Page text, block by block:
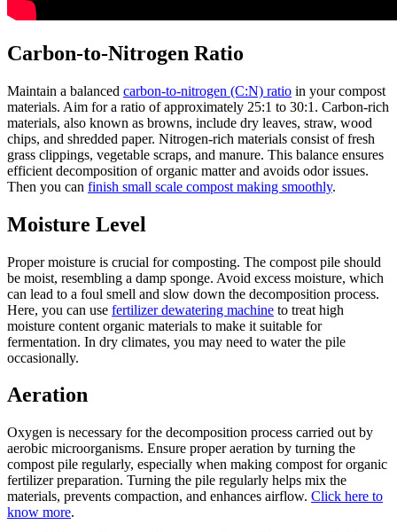
Carbon-to-Nitrogen Ratio
Maintain a balanced carbon-to-nitrogen (C:N) ratio in your compost
materials. Aim for a ratio of approximately 25:1 to 30:1. Carbon-rich
materials, also known as browns, include dry leaves, straw, wood
chips, and shredded paper. Nitrogen-rich materials consist of fresh
grass clippings, vegetable scraps, and manure. This balance ensures
efficient decomposition of organic matter and avoids odor issues.
Then you can finish small scale compost making smoothly.
Moisture Level
Proper moisture is crucial for composting. The compost pile should
be moist, resembling a damp sponge. Avoid excess moisture, which
can lead to a foul smell and slow down the decomposition process.
Here, you can use fertilizer dewatering machine to treat high
moisture content organic materials to make it suitable for
fermentation. In dry climates, you may need to water the pile
occasionally.
Aeration
Oxygen is necessary for the decomposition process carried out by
aerobic microorganisms. Ensure proper aeration by turning the
compost pile regularly, especially when making compost for organic
fertilizer preparation. Turning the pile regularly helps mix the
materials, prevents compaction, and enhances airflow. Click here to
know more.